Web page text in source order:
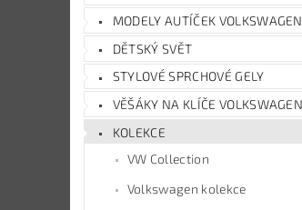
MODELY AUTÍČEK VOLKSWAGEN
DĚTSKÝ SVĚT
STYLOVÉ SPRCHOVÉ GELY
VĚŠÁKY NA KLÍČE VOLKSWAGEN
KOLEKCE
VW Collection
Volkswagen kolekce